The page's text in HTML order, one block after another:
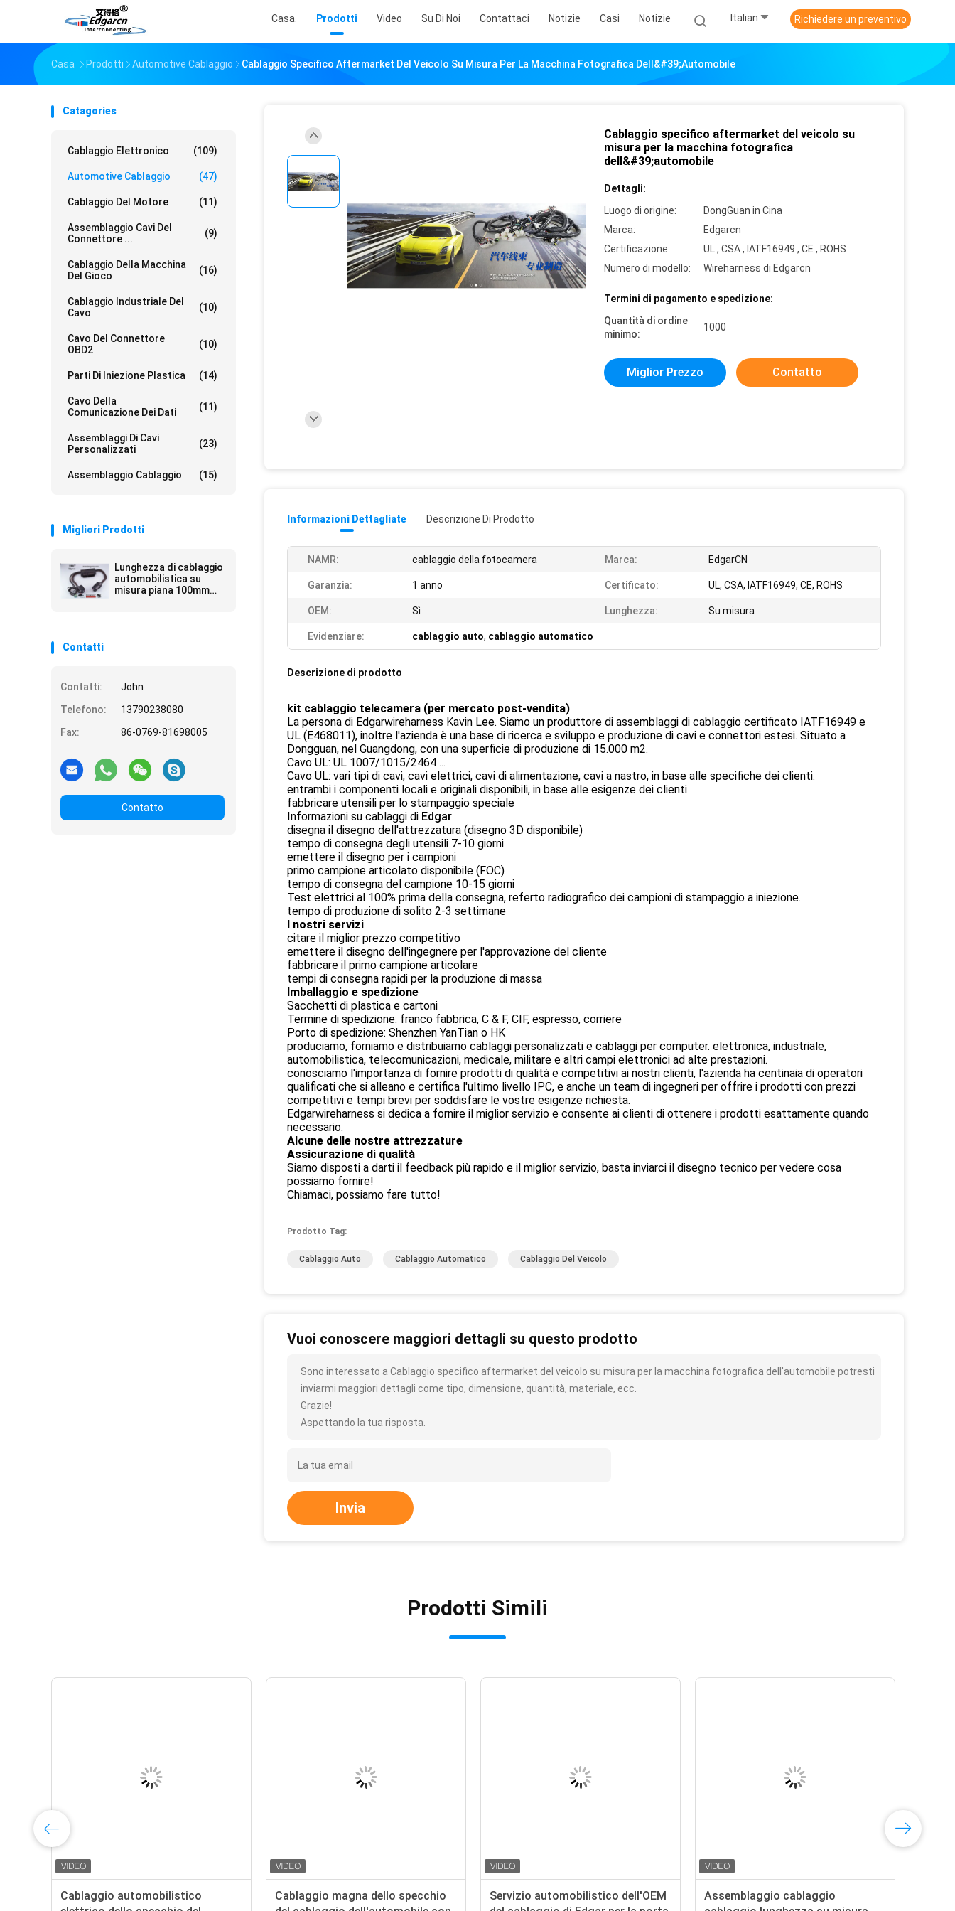
Casa. Prodotti Video Su Di Noi Contattaci Notizie Casi Notizie Italian Richiedere un preventivo
Casa Prodotti Automotive Cablaggio Cablaggio Specifico Aftermarket Del Veicolo Su Misura Per La Macchina Fotografica Dell&#39;automobile
Catagories
Cablaggio Elettronico (109)
Automotive Cablaggio (47)
Cablaggio Del Motore (11)
Assemblaggio Cavi Del
Connettore ...
(9)
Cablaggio Della Macchina
Del Gioco
(16)
Cablaggio Industriale Del
Cavo
(10)
Cavo Del Connettore
OBD2
(10)
Parti Di Iniezione Plastica (14)
Cavo Della
Comunicazione Dei Dati
(11)
Assemblaggi Di Cavi
Personalizzati
(23)
Assemblaggio Cablaggio (15)
Migliori Prodotti
Lunghezza di cablaggio
automobilistica su
misura piana 100mm
Contatti
Contatti:
John
Telefono:
13790238080
Fax:
86-0769-81698005
Contatto
Cablaggio specifico aftermarket del veicolo su
misura per la macchina fotografica
dell&#39;automobile
Dettagli:
Luogo di origine:
DongGuan in Cina
Marca:
Edgarcn
Certificazione:
UL , CSA , IATF16949 , CE , ROHS
Numero di modello:
Wireharness di Edgarcn
Termini di pagamento e spedizione:
Quantità di ordine
minimo:
1000
Miglior Prezzo Contatto
Informazioni Dettagliate Descrizione Di Prodotto
NAMR: cablaggio della fotocamera Marca: EdgarCN
Garanzia: 1 anno Certificato: UL, CSA, IATF16949, CE, ROHS
OEM: Sì Lunghezza: Su misura
Evidenziare: cablaggio auto, cablaggio automatico
Descrizione di prodotto
kit cablaggio telecamera (per mercato post-vendita)
La persona di Edgarwireharness Kavin Lee. Siamo un produttore di assemblaggi di cablaggio certificato IATF16949 e
UL (E468011), inoltre l'azienda è una base di ricerca e sviluppo e produzione di cavi e connettori estesi. Situato a
Dongguan, nel Guangdong, con una superficie di produzione di 15.000 m2.
Cavo UL: UL 1007/1015/2464 ...
Cavo UL: vari tipi di cavi, cavi elettrici, cavi di alimentazione, cavi a nastro, in base alle specifiche dei clienti.
entrambi i componenti locali e originali disponibili, in base alle esigenze dei clienti
fabbricare utensili per lo stampaggio speciale
Informazioni su cablaggi di Edgar
disegna il disegno dell'attrezzatura (disegno 3D disponibile)
tempo di consegna degli utensili 7-10 giorni
emettere il disegno per i campioni
primo campione articolato disponibile (FOC)
tempo di consegna del campione 10-15 giorni
Test elettrici al 100% prima della consegna, referto radiografico dei campioni di stampaggio a iniezione.
tempo di produzione di solito 2-3 settimane
I nostri servizi
citare il miglior prezzo competitivo
emettere il disegno dell'ingegnere per l'approvazione del cliente
fabbricare il primo campione articolare
tempi di consegna rapidi per la produzione di massa
Imballaggio e spedizione
Sacchetti di plastica e cartoni
Termine di spedizione: franco fabbrica, C & F, CIF, espresso, corriere
Porto di spedizione: Shenzhen YanTian o HK
produciamo, forniamo e distribuiamo cablaggi personalizzati e cablaggi per computer. elettronica, industriale,
automobilistica, telecomunicazioni, medicale, militare e altri campi elettronici ad alte prestazioni.
conosciamo l'importanza di fornire prodotti di qualità e competitivi ai nostri clienti, l'azienda ha centinaia di operatori
qualificati che si alleano e certifica l'ultimo livello IPC, e anche un team di ingegneri per offrire i prodotti con prezzi
competitivi e tempi brevi per soddisfare le vostre esigenze richiesta.
Edgarwireharness si dedica a fornire il miglior servizio e consente ai clienti di ottenere i prodotti esattamente quando
necessario.
Alcune delle nostre attrezzature
Assicurazione di qualità
Siamo disposti a darti il ​​feedback più rapido e il miglior servizio, basta inviarci il disegno tecnico per vedere cosa
possiamo fornire!
Chiamaci, possiamo fare tutto!
Prodotto Tag:
Cablaggio Auto Cablaggio Automatico Cablaggio Del Veicolo
Vuoi conoscere maggiori dettagli su questo prodotto
Sono interessato a Cablaggio specifico aftermarket del veicolo su misura per la macchina fotografica dell'automobile potresti
inviarmi maggiori dettagli come tipo, dimensione, quantità, materiale, ecc.
Grazie!
Aspettando la tua risposta.
Invia
Prodotti Simili
Cablaggio automobilistico
Cablaggio magna dello specchio
Servizio automobilistico dell'OEM
Assemblaggio cablaggio